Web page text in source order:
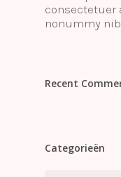
consectetuer
nonummy
Recent
Categorieën